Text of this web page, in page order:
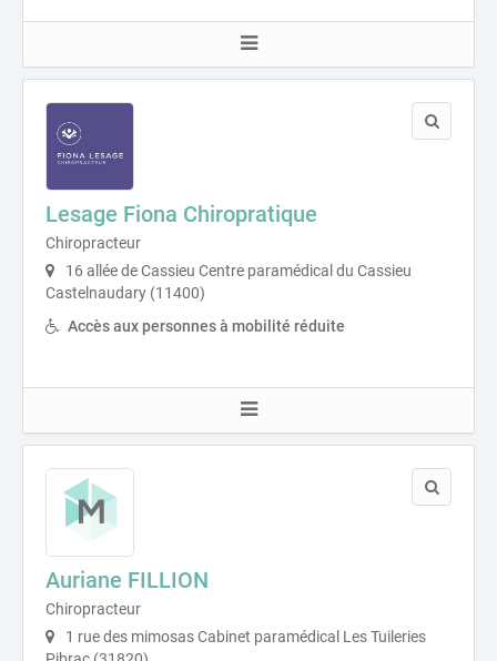
Lesage Fiona Chiropratique
Chiropracteur
16 allée de Cassieu Centre paramédical du Cassieu
Castelnaudary (11400)
Accès aux personnes à mobilité réduite
Auriane FILLION
Chiropracteur
1 rue des mimosas Cabinet paramédical Les Tuileries